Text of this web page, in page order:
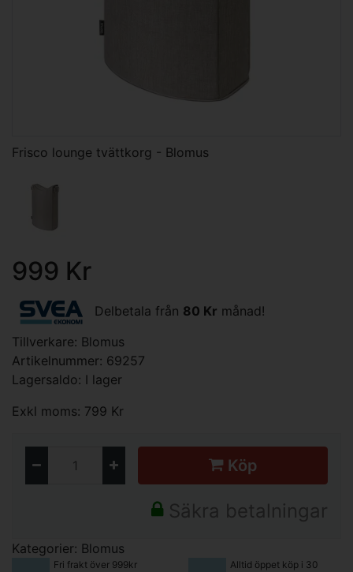
Frisco lounge tvättkorg - Blomus
999 Kr
Delbetala från 80 Kr månad!
Tillverkare: Blomus
Artikelnummer: 69257
Lagersaldo: I lager
Exkl moms: 799 Kr
Köp
Säkra betalningar
Kategorier: Blomus
Fri frakt över 999kr
Alltid öppet köp i 30